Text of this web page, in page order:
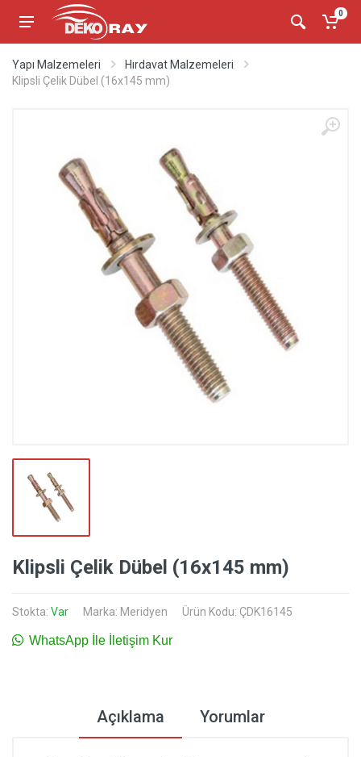
0
Yapı Malzemeleri
Hırdavat Malzemeleri
Klipsli Çelik Dübel (16x145 mm)
Klipsli Çelik Dübel (16x145 mm)
Stokta: Var Marka: Meridyen Ürün Kodu: ÇDK16145
WhatsApp İle İletişim Kur
Açıklama Yorumlar